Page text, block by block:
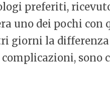
preferiti,
uno dei pochi
giorni la
sono